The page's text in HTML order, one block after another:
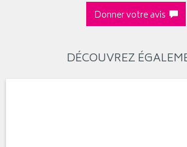
Donner votre avis
DÉCOUVREZ